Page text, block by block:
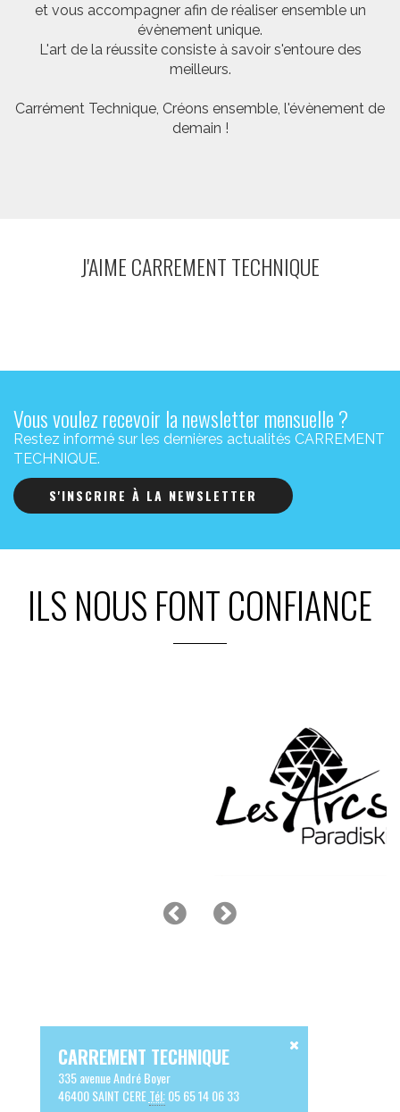
et vous accompagner afin de réaliser ensemble un
évènement unique.
L'art de la réussite consiste à savoir s'entoure des
meilleurs.
Carrément Technique, Créons ensemble, l'évènement de
demain !
J'AIME CARREMENT TECHNIQUE
Vous voulez recevoir la newsletter mensuelle ?
Restez informé sur les dernières actualités CARREMENT
TECHNIQUE.
S'INSCRIRE À LA NEWSLETTER
ILS NOUS FONT CONFIANCE
CARREMENT TECHNIQUE
335 avenue André Boyer
46400 SAINT CERETél:05 65 14 06 33